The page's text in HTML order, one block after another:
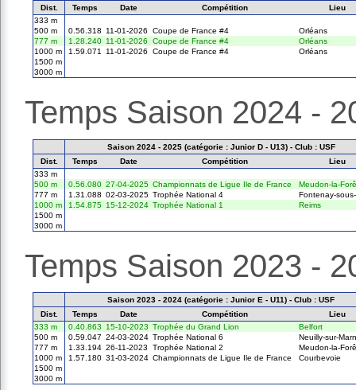
Dist.
Temps Date Compétition
Lieu
333 m
500 m
0.56.318 11-01-2026 Coupe de France #4
Orléans
777 m
1.28.240 11-01-2026 Coupe de France #4
Orléans
1000 m
1.59.071 11-01-2026 Coupe de France #4
Orléans
1500 m
3000 m
Temps Saison 2024 -
Saison 2024 - 2025 (catégorie : Junior D - U13) - Club : USF
Dist.
Temps Date Compétition
Lieu
333 m
500 m
0.56.080 27-04-2025 Championnats de Ligue Ile de France
Meudon-la-
777 m
1.31.088 02-03-2025 Trophée National 4
Fontenay-
1000 m
1.54.875 15-12-2024 Trophée National 1
Reims
1500 m
3000 m
Temps Saison 2023 -
Saison 2023 - 2024 (catégorie : Junior E - U11) - Club : USF
Dist.
Temps Date Compétition
Lieu
333 m
0.40.863 15-10-2023 Trophée du Grand Lion
Belfort
500 m
0.59.047 24-03-2024 Trophée National 6
Neuilly-sur-
777 m
1.33.194 26-11-2023 Trophée National 2
Meudon-la-
1000 m
1.57.180 31-03-2024 Championnats de Ligue Ile de France
Courbevoie
1500 m
3000 m